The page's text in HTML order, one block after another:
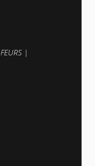
FEURS|